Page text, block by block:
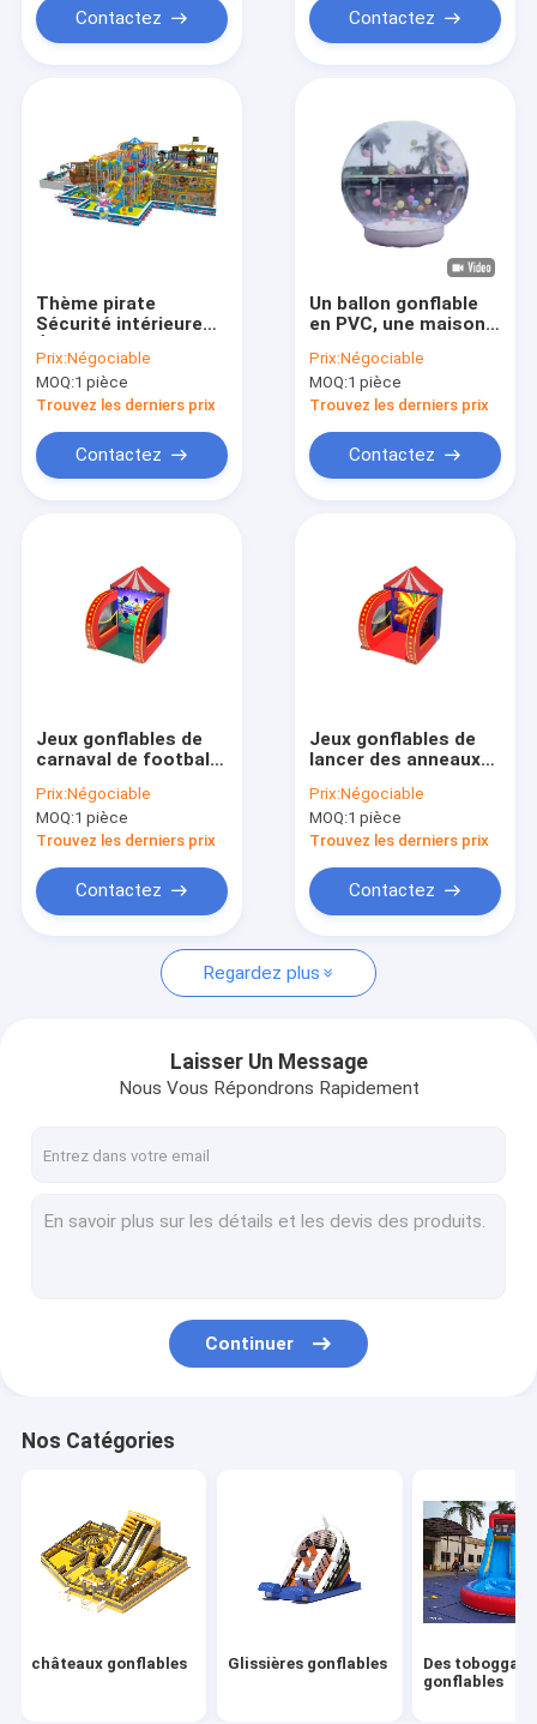
Produits
À propos de nous
Visite de l'usine
Nouvelles
Les affaires
Demander un devis
Glissières gonflables
Des toboggans gonflables
Voûtes gonflables
Châteaux gonflables
parc aquatique gonflable
La glissière du château de rebond
Contactez Contactez
Thème pirate
Sécurité intérieure
terrain de jeux doux
500m2 Pour les
enfants
Prix:Négociable
MOQ:1 pièce
Trouvez les derniers prix
Contactez
Un ballon gonflable
en PVC, une maison à
pour une bonne
photographie
Prix:Négociable
MOQ:1 pièce
Trouvez les derniers prix
Contactez
Jeux gonflables de
carnaval de football
parc de jeux
Prix:Négociable
MOQ:1 pièce
Trouvez les derniers prix
Contactez
Jeux gonflables de
lancer des anneaux
pour le parc de jeux
Prix:Négociable
MOQ:1 pièce
Trouvez les derniers prix
Contactez
Regardez plus
Laisser Un Message
Nous Vous Répondrons Rapidement
Continuer
Nos Catégories
châteaux gonflables Glissières gonflables
Des toboggans
gonflables